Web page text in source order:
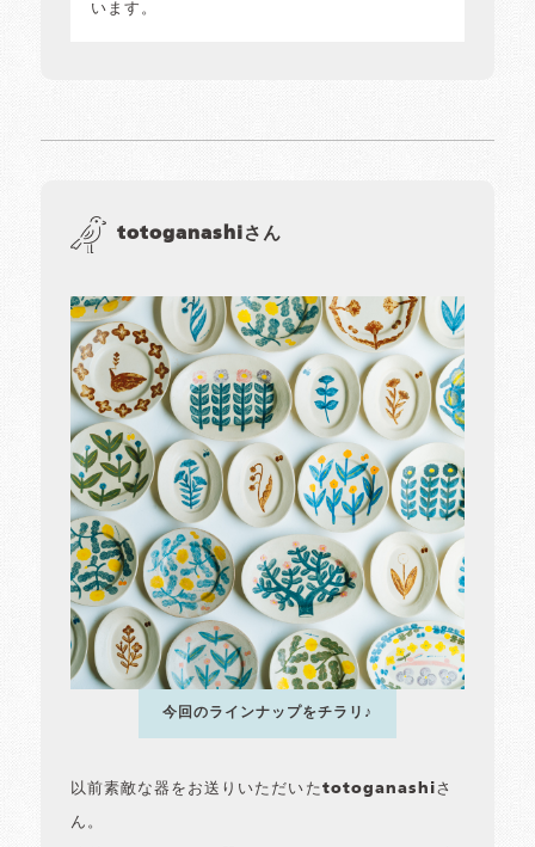
います。
totoganashiさん
今回のラインナップをチラリ♪
以前素敵な器をお送りいただいたtotoganashiさ
ん。